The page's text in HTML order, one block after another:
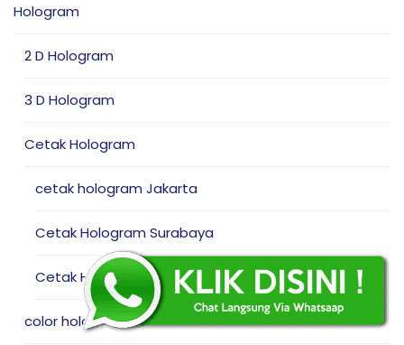
Hologram
2 D Hologram
3 D Hologram
Cetak Hologram
cetak hologram Jakarta
Cetak Hologram Surabaya
Cetak Hologram Yogyakarta
color hologram